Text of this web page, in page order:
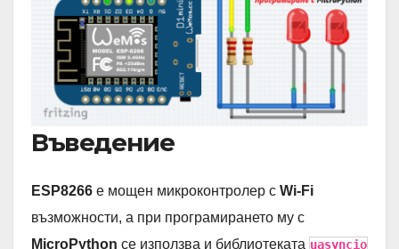
Въведение
ESP8266 е мощен микроконтролер с Wi-Fi
възможности, а при програмирането му с
MicroPython се използва и библиотеката uasyncio